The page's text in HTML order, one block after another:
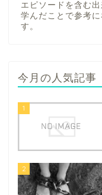
エピソードを含む
学んだことで参考
す。
今月の人気記事
1
2